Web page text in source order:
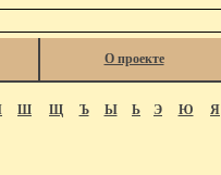
О проекте
Ш Щ Ъ Ы Ь Э Ю Я